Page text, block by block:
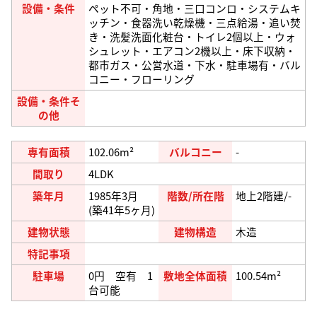
設備・条件
ペット不可・角地・三口コンロ・システムキ
ッチン・食器洗い乾燥機・三点給湯・追い焚
き・洗髪洗面化粧台・トイレ2個以上・ウォ
シュレット・エアコン2機以上・床下収納・
都市ガス・公営水道・下水・駐車場有・バル
コニー・フローリング
設備・条件そ
の他
専有面積 102.06m² バルコニー
-
間取り
4LDK
築年月
1985年3月
(築41年5ヶ月)
階数/所在階 地上2階建/-
建物状態 建物構造
木造
特記事項
駐車場
0円 空有 1
台可能
敷地全体面積 100.54m²